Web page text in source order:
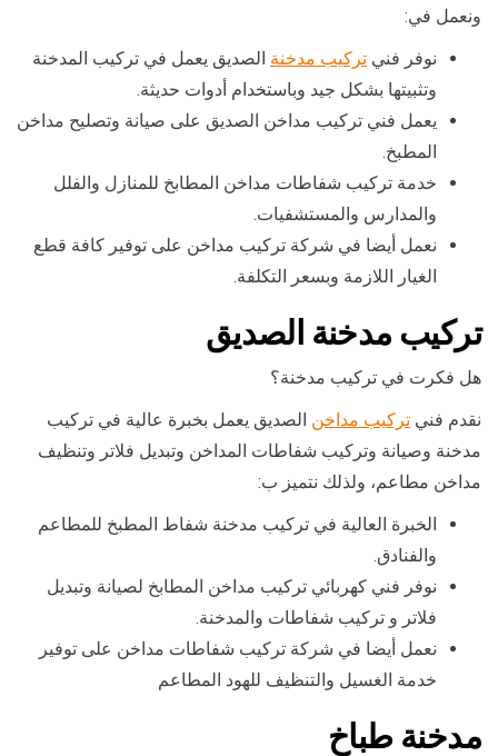
ونعمل في:
نوفر فني تركيب مدخنة الصديق يعمل في تركيب المدخنة
وتثبيتها بشكل جيد وباستخدام أدوات حديثة.
يعمل فني تركيب مداخن الصديق على صيانة وتصليح مداخن
المطبخ.
خدمة تركيب شفاطات مداخن المطابخ للمنازل والفلل
والمدارس والمستشفيات.
نعمل أيضا في شركة تركيب مداخن على توفير كافة قطع
الغيار اللازمة وبسعر التكلفة.
تركيب مدخنة الصديق
هل فكرت في تركيب مدخنة؟
نقدم فني تركيب مداخن الصديق يعمل بخبرة عالية في تركيب
مدخنة وصيانة وتركيب شفاطات المداخن وتبديل فلاتر وتنظيف
مداخن مطاعم، ولذلك نتميز ب:
الخبرة العالية في تركيب مدخنة شفاط المطبخ للمطاعم
والفنادق.
نوفر فني كهربائي تركيب مداخن المطابخ لصيانة وتبديل
فلاتر و تركيب شفاطات والمدخنة.
نعمل أيضا في شركة تركيب شفاطات مداخن على توفير
خدمة الغسيل والتنظيف للهود المطاعم
مدخنة طباخ